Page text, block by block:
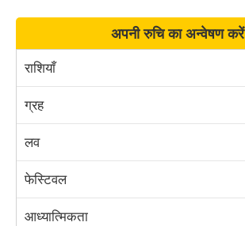
अपनी रुचि का अन्वेषण करें
राशियाँ
ग्रह
लव
फेस्टिवल
आध्यात्मिकता